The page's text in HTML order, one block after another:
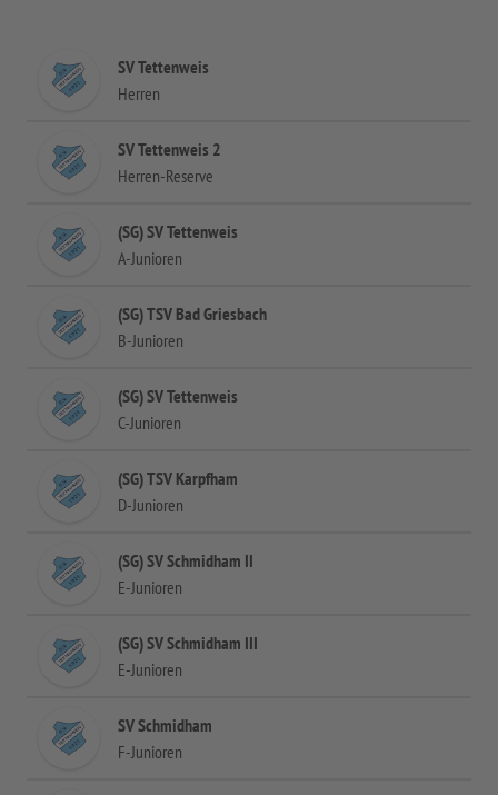
SV Tettenweis
Herren
SV Tettenweis 2
Herren-Reserve
(SG) SV Tettenweis
A-Junioren
(SG) TSV Bad Griesbach
B-Junioren
(SG) SV Tettenweis
C-Junioren
(SG) TSV Karpfham
D-Junioren
(SG) SV Schmidham II
E-Junioren
(SG) SV Schmidham III
E-Junioren
SV Schmidham
F-Junioren